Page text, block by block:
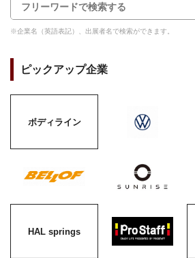
※企業名（英語表記）、出展者名で検索ができます。
ピックアップ企業
ボディライン
HAL springs